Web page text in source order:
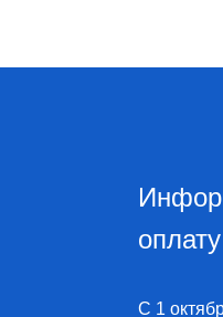
ГУП ДНР